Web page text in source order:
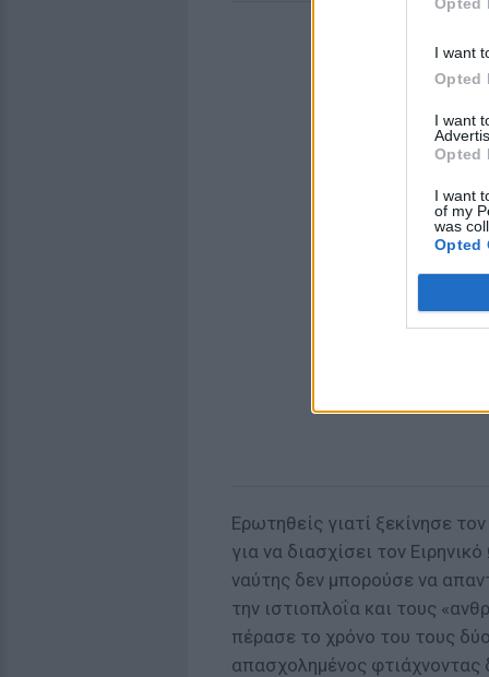
I want
Opted
I want
Opted
I want
of my
was
Opted
Ερωτηθείς γιατί ξεκίνησε
για να διασχίσει τον
ναύτης δεν μπορούσε να
την ιστιοπλοΐα και τους
πέρασε το χρόνο του τους
απασχολημένος